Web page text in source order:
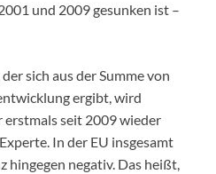
und 2009 gesunken ist –
sich aus der Summe von
ergibt, wird
erstmals seit 2009 wieder
In der EU insgesamt
hingegen negativ. Das heißt,